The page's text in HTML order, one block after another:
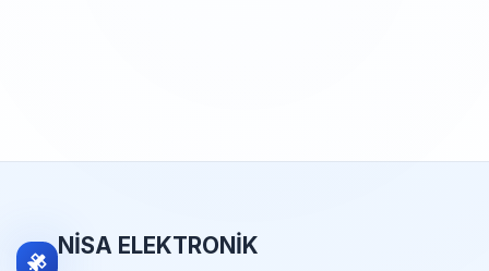
NİSA ELEKTRONİK